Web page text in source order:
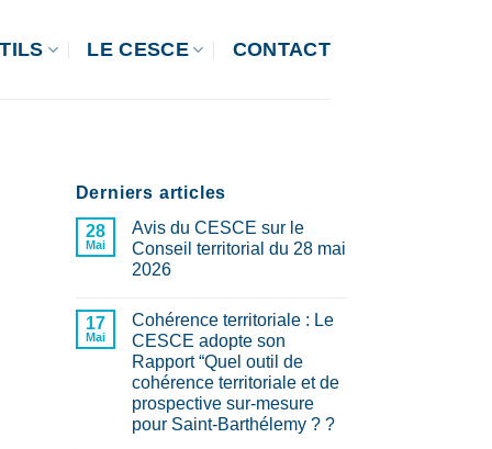
LE CESCE CONTACT
Derniers articles
28
Mai
Avis du CESCE sur le
Conseil territorial du 28 mai
2026
sur
Avis
du
CESCE
sur
le
Conseil
territorial
du
17
Mai
Cohérence territoriale : Le
CESCE adopte son
Rapport “Quel outil de
cohérence territoriale et de
prospective sur-mesure
pour Saint-Barthélemy ? ?